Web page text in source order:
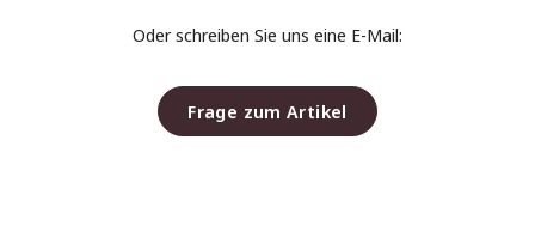
Oder schreiben Sie uns eine E-Mail:
Frage zum Artikel